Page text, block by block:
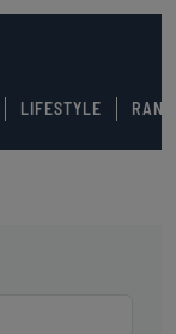
LIFESTYLE